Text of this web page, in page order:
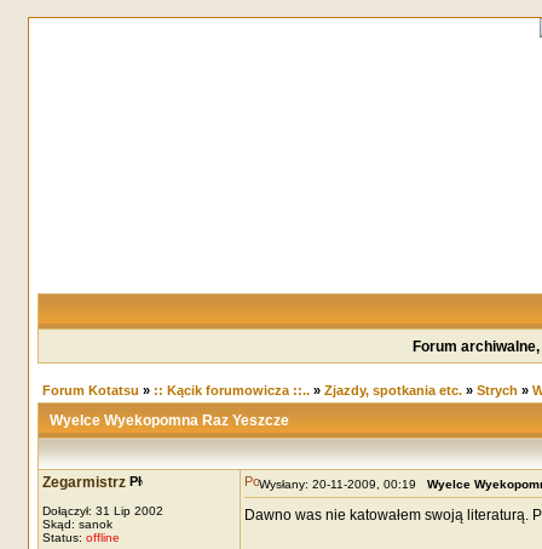
Forum
Forum Kotatsu » :: Kącik forumowicza ::..» Zjazdy, spotkania etc.» Strych »
Wyelce Wyekopomna Raz Yeszcze
Zegarmistrz
Dołączył: 31 Lip 2002
Skąd: sanok
Status: offline
Wysłany: 20-11-2009, 00:19 Wyelce
Dawno was nie katowałem swoją literaturą.